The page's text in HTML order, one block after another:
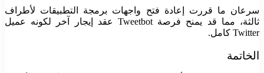
سرعان ما قررت إعادة فتح واجهات برمجة التطبيقات لأطراف
ثالثة، مما قد يمنح فرصة Tweetbot عقد إيجار آخر لكونه عميل
Twitter كامل.
الخاتمة